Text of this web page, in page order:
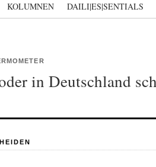
KOLUMNEN DAILI|ES|SENTIALS
in Deutschland